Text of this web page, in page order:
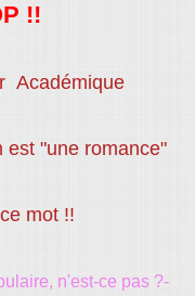
!!
Académique
est "une romance"
mot !!
n'est-ce pas ?-